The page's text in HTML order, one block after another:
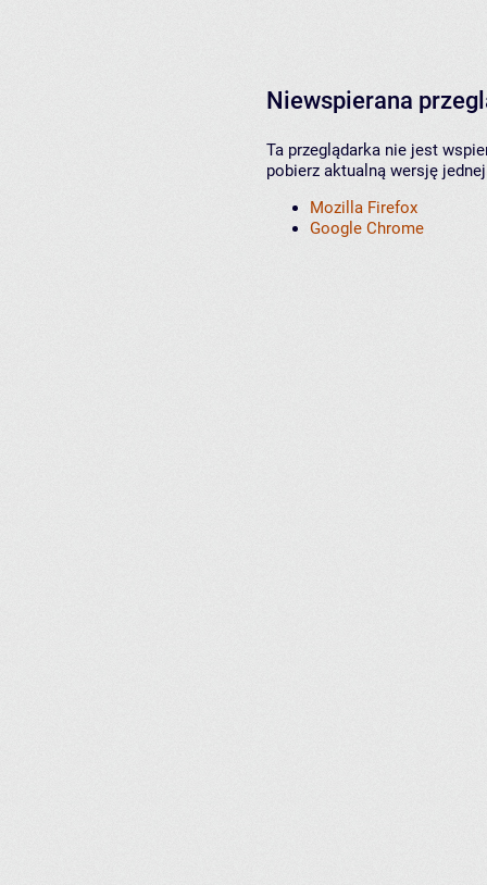
Niewspierana
Ta przeglądarka nie jest
pobierz aktualną wersję
Mozilla Firefox
Google Chrome